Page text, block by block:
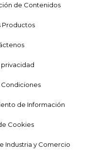
de Contenidos
Productos
privacidad
Condiciones
de Información
Cookies
Industria y Comercio